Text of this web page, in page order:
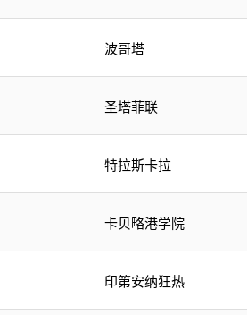
波哥塔
圣塔菲联
特拉斯卡拉
卡贝略港学院
印第安纳狂热